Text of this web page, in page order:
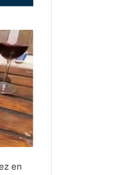
en